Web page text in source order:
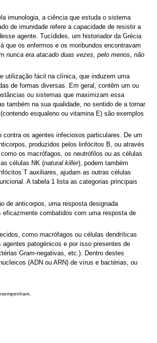
imunologia, a ciência que estuda o sistema
de imunidade refere a capacidade de resistir a
agente. Tucídides, um historiador da Grécia
que os enfermos e os moribundos encontravam
nunca era atacado duas vezes, pelo menos, não
utilização fácil na clínica, que induzem uma
de formas diversas. Em geral, contêm um ou
ou sistemas que maximizam essa
também na sua qualidade, no sentido de a tornar
esqualeno ou vitamina E) são exemplos
os agentes infeciosos particulares. De um
produzidos pelos linfócitos B, ou através
os macrófagos, os neutrófilos ou as células
células NK (natural killer), podem também
T auxiliares, ajudam as outras células
A tabela 1 lista as categorias principais
de anticorpos, uma resposta designada
combatidos com uma resposta de
como macrófagos ou células dendríticas
patogénicos e por isso presentes de
Gram-negativas, etc.). Dentro destes
(ADN ou ARN) de vírus e bactérias, ou